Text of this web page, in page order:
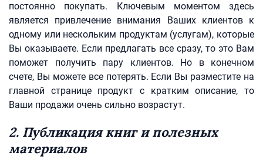
постоянно покупать. Ключевым моментом здесь
является привлечение внимания Ваших клиентов к
одному или нескольким продуктам (услугам), которые
Вы оказываете. Если предлагать все сразу, то это Вам
поможет получить пару клиентов. Но в конечном
счете, Вы можете все потерять. Если Вы разместите на
главной странице продукт с кратким описание, то
Ваши продажи очень сильно возрастут.
2. Публикация книг и полезных
материалов